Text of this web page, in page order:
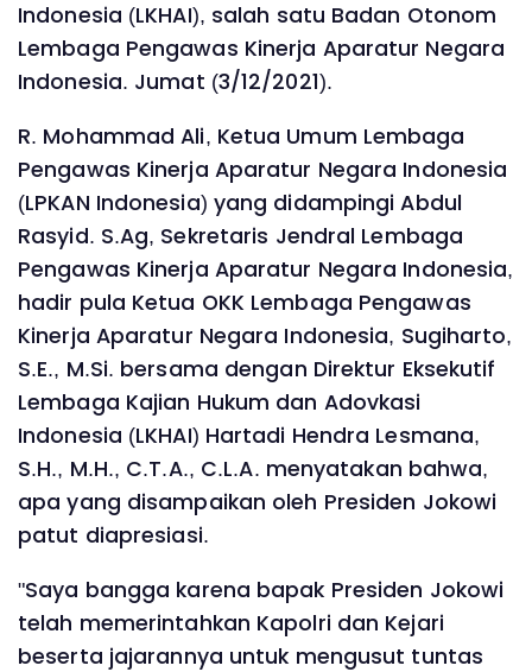
Indonesia (LKHAI), salah satu Badan Otonom
Lembaga Pengawas Kinerja Aparatur Negara
Indonesia. Jumat (3/12/2021).
R. Mohammad Ali, Ketua Umum Lembaga
Pengawas Kinerja Aparatur Negara Indonesia
(LPKAN Indonesia) yang didampingi Abdul
Rasyid. S.Ag, Sekretaris Jendral Lembaga
Pengawas Kinerja Aparatur Negara Indonesia,
hadir pula Ketua OKK Lembaga Pengawas
Kinerja Aparatur Negara Indonesia, Sugiharto,
S.E., M.Si. bersama dengan Direktur Eksekutif
Lembaga Kajian Hukum dan Adovkasi
Indonesia (LKHAI) Hartadi Hendra Lesmana,
S.H., M.H., C.T.A., C.L.A. menyatakan bahwa,
apa yang disampaikan oleh Presiden Jokowi
patut diapresiasi.
"Saya bangga karena bapak Presiden Jokowi
telah memerintahkan Kapolri dan Kejari
beserta jajarannya untuk mengusut tuntas